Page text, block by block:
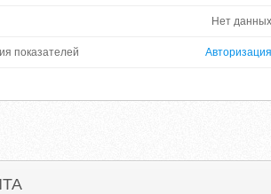
Нет данных
показателей Авторизация